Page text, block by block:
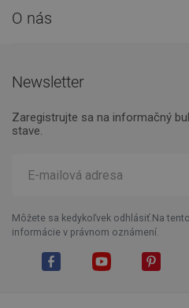
O nás
Newsletter
Zaregistrujte sa na informačný
stave.
Môžete sa kedykoľvek odhlásiť.Na
informácie v právnom oznámení.